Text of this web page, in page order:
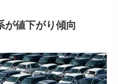
が値下がり傾向